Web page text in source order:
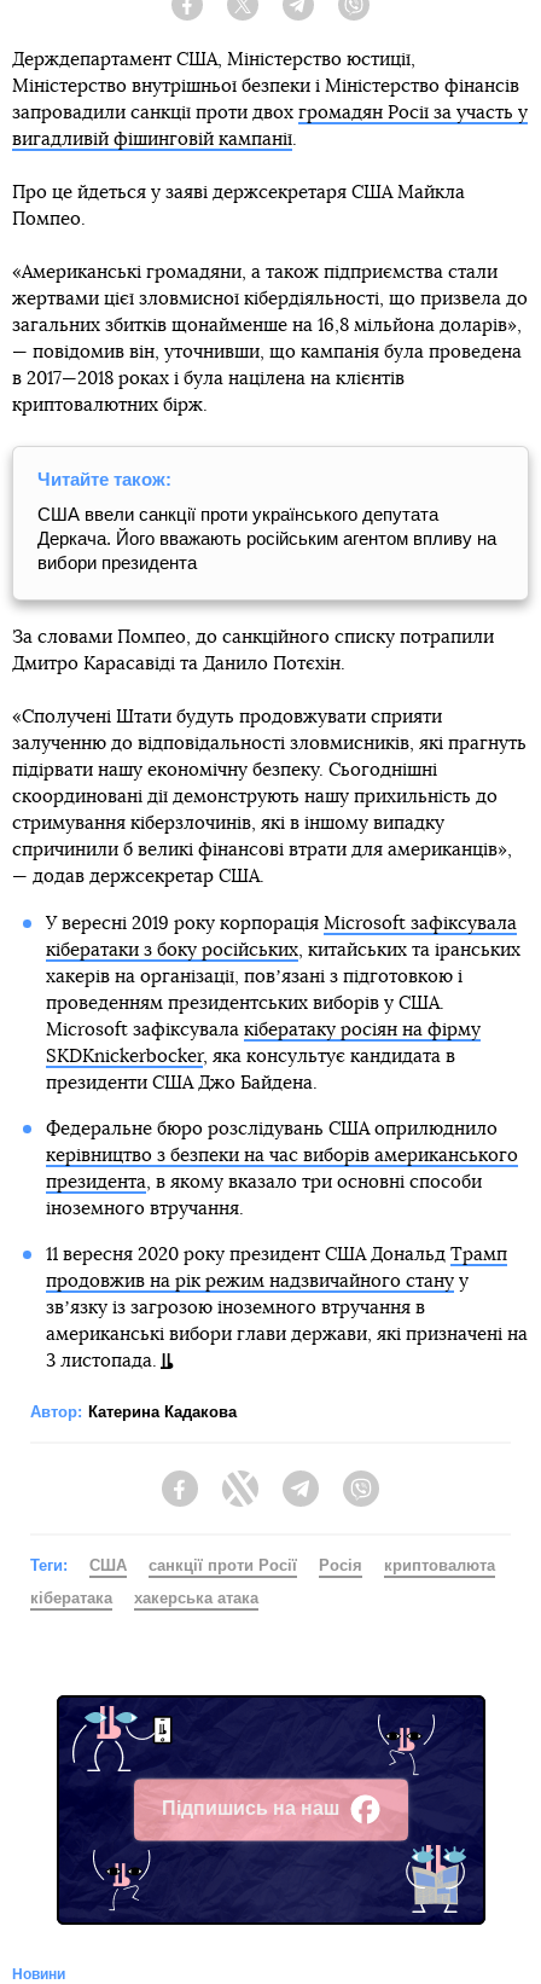
Facebook Twitter Telegram
Держдепартамент США, Міністерство юстиції,
Міністерство внутрішньої безпеки і Міністерство фінансів
запровадили санкції проти двох громадян Росії за участь у
вигадливій фішинговій кампанії
Про це йдеться у заяві держсекретаря США Майкла
Помпео.
«Американські громадяни, а також підприємства стали
жертвами цієї зловмисної кібердіяльності, що призвела до
загальних збитків щонайменше на 16,8 мільйона доларів»,
— повідомив він, уточнивши, що кампанія була проведена
в 2017—2018 роках і була націлена на клієнтів
криптовалютних бірж.
Читайте також:
США ввели санкції проти українського депутата
Деркача. Його вважають російським агентом впливу на
вибори президента
За словами Помпео, до санкційного списку потрапили
Дмитро Карасавіді та Данило Потєхін.
«Сполучені Штати будуть продовжувати сприяти
залученню до відповідальності зловмисників, які прагнуть
підірвати нашу економічну безпеку. Сьогоднішні
скоординовані дії демонструють нашу прихильність до
стримування кіберзлочинів, які в іншому випадку
спричинили б великі фінансові втрати для американців»,
— додав держсекретар США.
У вересні 2019 року корпорація Microsoft зафіксувала
кібератаки з боку російських, китайських та іранських
хакерів на організації, повʼязані з підготовкою і
проведенням президентських виборів у США.
Microsoft зафіксувала кібератаку росіян на фірму
SKDKnickerbocker, яка консультує кандидата в
президенти США Джо Байдена.
Федеральне бюро розслідувань США оприлюднило
керівництво з безпеки на час виборів американського
президента , в якому вказало три основні способи
іноземного втручання.
11 вересня 2020 року президент США Дональд Трамп
продовжив на рік режим надзвичайного стануу
звʼязку із загрозою іноземного втручання в
американські вибори глави держави, які призначені на
3 листопада.
Автор: Катерина Кадакова
FacebookTwitter Telegram
Теги: США санкції проти Росії Росія
криптовалюта
кібератака
хакерська атака
Підпишись на наш
Facebook
Новини